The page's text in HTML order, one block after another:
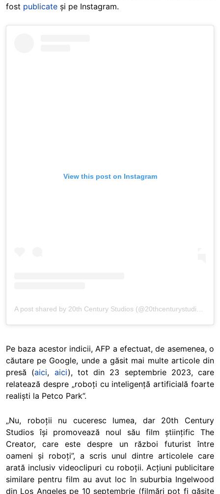
fost publicate și pe Instagram.
View this post on Instagram
A post shared by 20th Century Studios (@20thcenturystudios)
Pe baza acestor indicii, AFP a efectuat, de asemenea, o
căutare pe Google, unde a găsit mai multe articole din
presă (aici, aici), tot din 23 septembrie 2023, care
relatează despre „roboți cu inteligență artificială foarte
realiști la Petco Park”.
„Nu, roboții nu cuceresc lumea, dar 20th Century
Studios își promovează noul său film științific The
Creator, care este despre un război futurist între
oameni și roboți”, a scris unul dintre articolele care
arată inclusiv videoclipuri cu roboții. Acțiuni publicitare
similare pentru film au avut loc în suburbia Ingelwood
din Los Angeles pe 10 septembrie (filmări pot fi găsite